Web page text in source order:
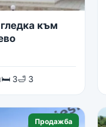
към
🛏 3🛁 3
Продажба